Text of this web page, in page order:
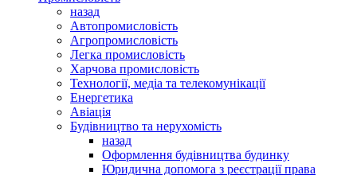
назад
Автопромисловість
Агропромисловість
Легка промисловість
Харчова промисловість
Технології, медіа та телекомунікації
Енергетика
Авіація
Будівництво та нерухомість
назад
Оформлення будівництва будинку
Юридична допомога з реєстрації права